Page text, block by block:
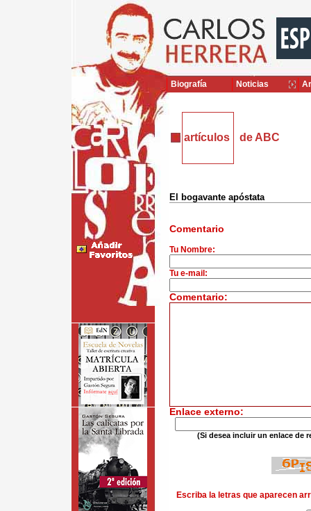
artículos de ABC
El bogavante apóstata
Comentario
Tu Nombre:
Tu e-mail:
Comentario:
Enlace externo:
(Si desea incluir un enlace de
Escriba la letras que aparecen
Biografía Noticias